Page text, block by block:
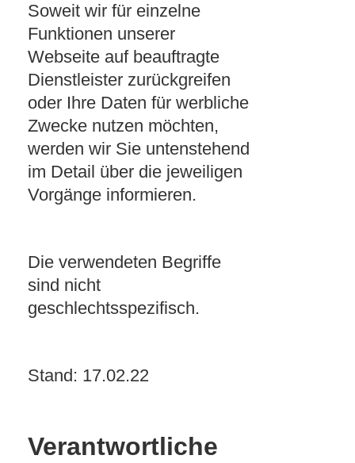
Soweit wir für einzelne
Funktionen unserer
Webseite auf beauftragte
Dienstleister zurückgreifen
oder Ihre Daten für werbliche
Zwecke nutzen möchten,
werden wir Sie untenstehend
im Detail über die jeweiligen
Vorgänge informieren.
Die verwendeten Begriffe
sind nicht
geschlechtsspezifisch.
Stand: 17.02.22
Verantwortliche